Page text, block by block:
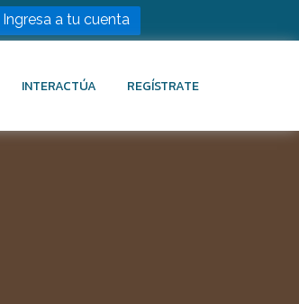
Ingresa a tu cuenta
INTERACTÚA REGÍSTRATE